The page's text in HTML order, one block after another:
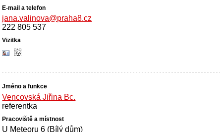
jana.valinova@praha8.cz
222 805 537
Vencovská Jiřina Bc.
referentka
U Meteoru 6 (Bílý dům)